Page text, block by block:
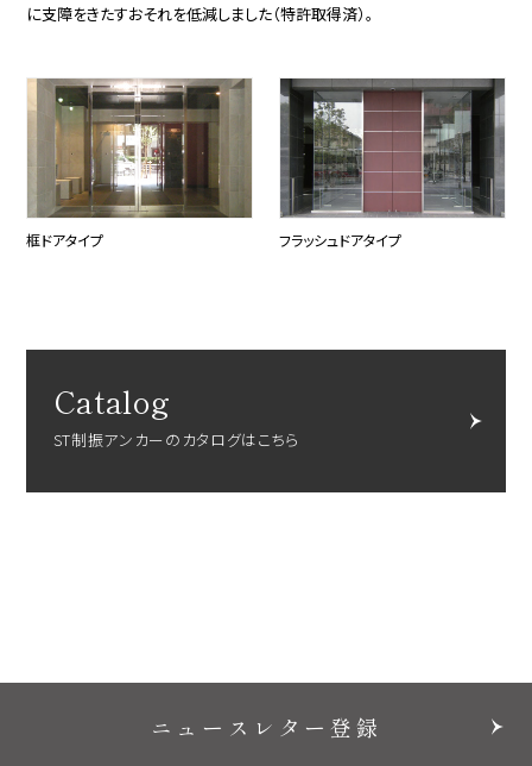
に支障をきたすおそれを低減しました（特許取得済）。
框ドアタイプ フラッシュドアタイプ
Catalog
ST制振アンカーのカタログはこちら
ニュースレター登録